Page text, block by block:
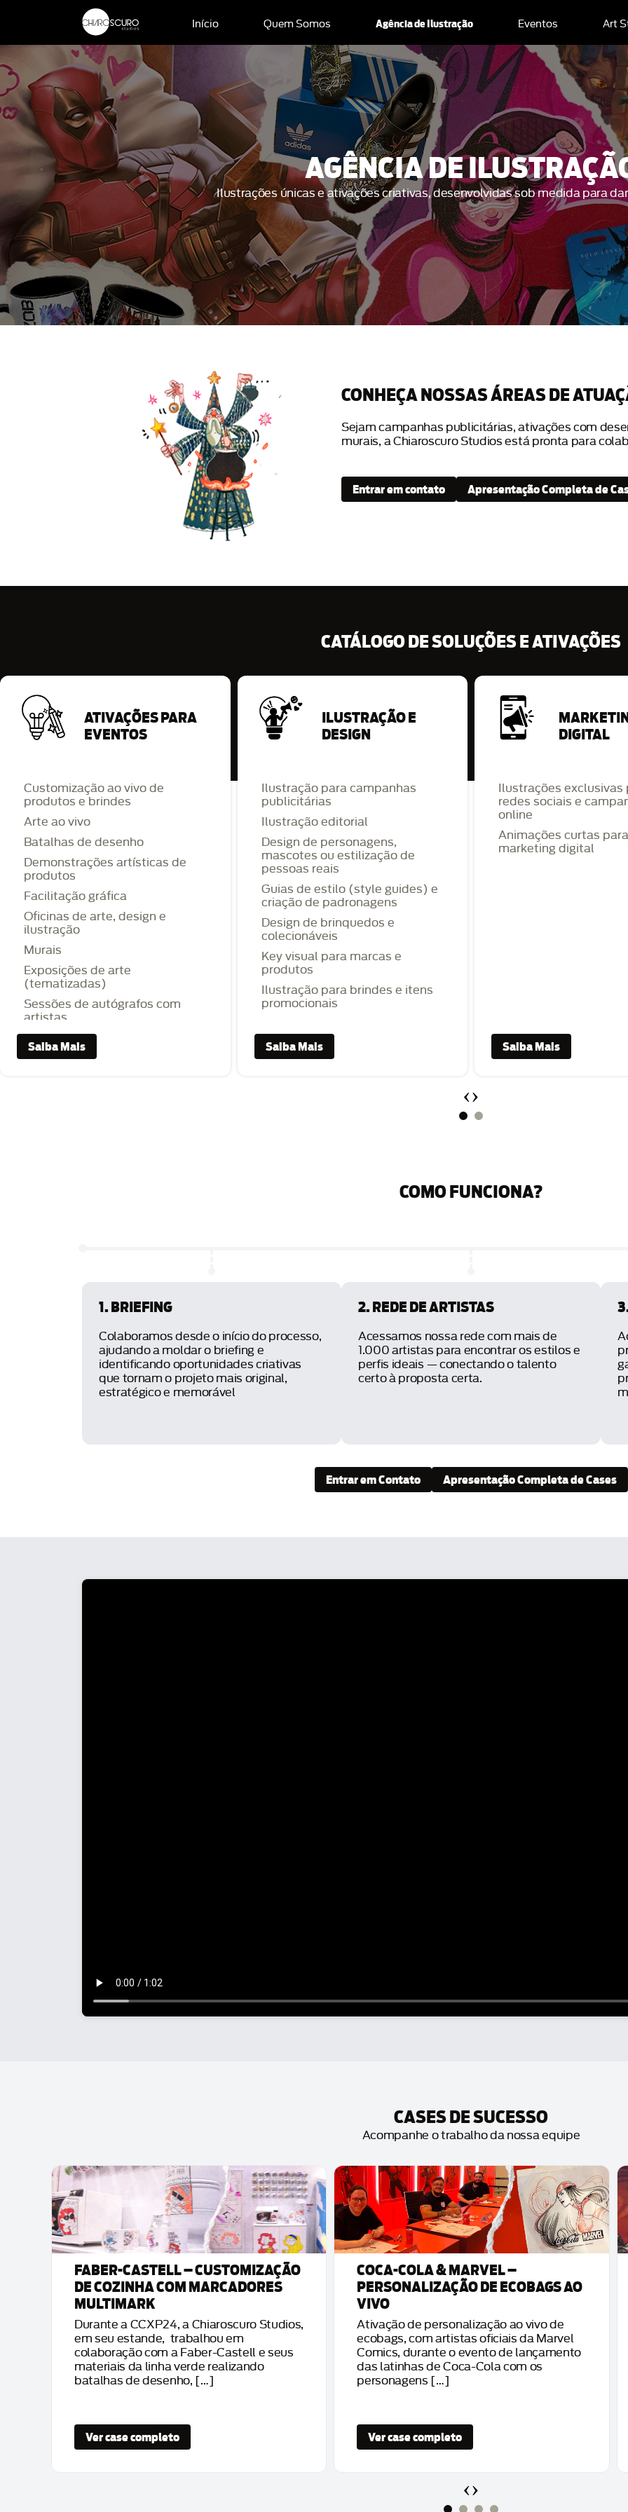
Início Quem Somos Agência de Ilustração Eventos Art
AGÊNCIA DE
Ilustrações únicas e ativações criativas, desenvolvidas sob medida para
CONHEÇA NOSSAS ÁREAS DE
Sejam campanhas publicitárias, ativações com
murais, a Chiaroscuro Studios está pronta para
Entrar em contato Apresentação Completa de
CATÁLOGO DE SOLUÇÕES E ATIVAÇÕES
ATIVAÇÕES PARA
EVENTOS
Customização ao vivo de
produtos e brindes
Arte ao vivo
Batalhas de desenho
Demonstrações artísticas de
produtos
Facilitação gráfica
Oficinas de arte, design e
ilustração
Murais
Exposições de arte
(tematizadas)
Sessões de autógrafos com
artistas
Saiba Mais
ILUSTRAÇÃO E
DESIGN
Ilustração para campanhas
publicitárias
Ilustração editorial
Design de personagens,
mascotes ou estilização de
pessoas reais
Guias de estilo (style guides) e
criação de padronagens
Design de brinquedos e
colecionáveis
Key visual para marcas e
produtos
Ilustração para brindes e itens
promocionais
Saiba Mais
DIGITAL
Ilustrações exclusivas
redes sociais e
online
Animações curtas para
marketing digital
Saiba Mais
‹›
COMO FUNCIONA?
1. BRIEFING
Colaboramos desde o início do processo,
ajudando a moldar o briefing e
identificando oportunidades criativas
que tornam o projeto mais original,
estratégico e memorável
2. REDE DE ARTISTAS
Acessamos nossa rede com mais de
1.000 artistas para encontrar os estilos e
perfis ideais — conectando o talento
certo à proposta certa.
Entrar em Contato Apresentação Completa de Cases
CASES DE SUCESSO
Acompanhe o trabalho da nossa equipe
FABER-CASTELL – CUSTOMIZAÇÃO
DE COZINHA COM MARCADORES
MULTIMARK
Durante a CCXP24, a Chiaroscuro Studios,
em seu estande, trabalhou em
colaboração com a Faber-Castell e seus
materiais da linha verde realizando
batalhas de desenho, […]
Ver case completo
COCA-COLA & MARVEL –
PERSONALIZAÇÃO DE ECOBAGS AO
VIVO
Ativação de personalização ao vivo de
ecobags, com artistas oficiais da Marvel
Comics, durante o evento de lançamento
das latinhas de Coca-Cola com os
personagens […]
Ver case completo
‹›